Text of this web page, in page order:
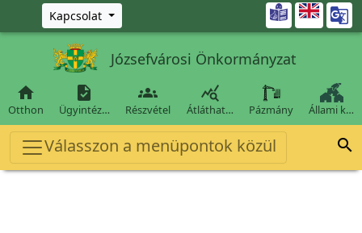
Ugrás a fő tartalomra
Kapcsolat 
Józsefvárosi Önkormányzat

Otthon

Ügyintéz…

Részvétel

Átláthat… Pázmány Állami k…
Válasszon a menüpontok közül 